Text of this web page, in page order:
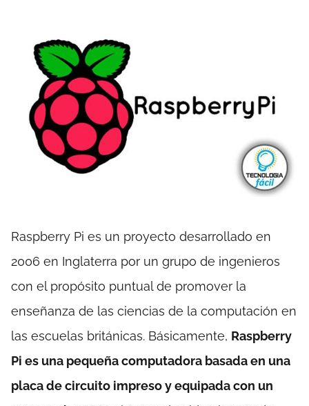
Raspberry Pi es un proyecto desarrollado en
2006 en Inglaterra por un grupo de ingenieros
con el propósito puntual de promover la
enseñanza de las ciencias de la computación en
las escuelas británicas. Básicamente, Raspberry
Pi es una pequeña computadora basada en una
placa de circuito impreso y equipada con un